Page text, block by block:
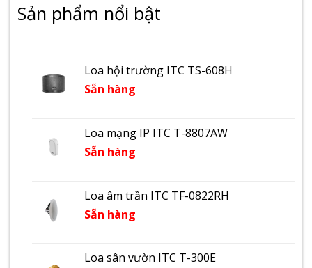
Sản phẩm nổi bật
Loa hội trường ITC TS-608H
Sẵn hàng
Loa mạng IP ITC T-8807AW
Sẵn hàng
Loa âm trần ITC TF-0822RH
Sẵn hàng
Loa sân vườn ITC T-300E